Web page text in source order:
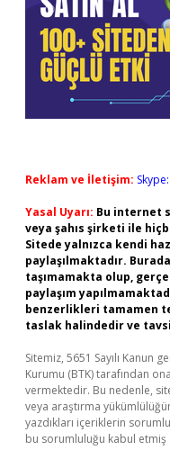
Reklam ve İletişim:
Yasal Uyarı: Bu internet
veya şahıs şirketi ile
Sitede yalnızca kendi
paylaşılmaktadır.
taşımamakta olup,
paylaşım
benzerlikleri tamamen
taslak halindedir ve
Sitemiz, 5651 Sayılı Kanun
Kurumu (BTK) tarafından
vermektedir. Bu nedenle,
veya araştırma
yazdıkları içeriklerin
bu sorumluluğu kabul etmiş